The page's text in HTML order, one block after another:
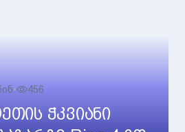
• 456
ჭკვიანი